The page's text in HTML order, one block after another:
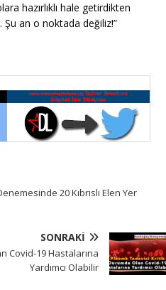
hazırlıklı hale getirdikten
an o noktada değiliz!”
20 Kıbrıslı Elen Yer
SONRAKI
Covid-19 Hastalarına
Yardımcı Olabilir